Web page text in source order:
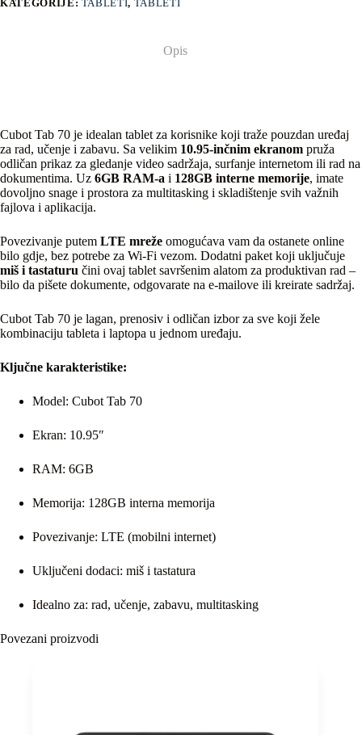
KATEGORIJE: TABLETI, TABLETI
Opis
Cubot Tab 70 je idealan tablet za korisnike koji traže pouzdan uređaj
za rad, učenje i zabavu. Sa velikim 10.95-inčnim ekranom pruža
odličan prikaz za gledanje video sadržaja, surfanje internetom ili rad na
dokumentima. Uz 6GB RAM-a i 128GB interne memorije, imate
dovoljno snage i prostora za multitasking i skladištenje svih važnih
fajlova i aplikacija.
Povezivanje putem LTE mreže omogućava vam da ostanete online
bilo gdje, bez potrebe za Wi-Fi vezom. Dodatni paket koji uključuje
miš i tastaturu čini ovaj tablet savršenim alatom za produktivan rad –
bilo da pišete dokumente, odgovarate na e-mailove ili kreirate sadržaj.
Cubot Tab 70 je lagan, prenosiv i odličan izbor za sve koji žele
kombinaciju tableta i laptopa u jednom uređaju.
Ključne karakteristike:
Model: Cubot Tab 70
Ekran: 10.95″
RAM: 6GB
Memorija: 128GB interna memorija
Povezivanje: LTE (mobilni internet)
Uključeni dodaci: miš i tastatura
Idealno za: rad, učenje, zabavu, multitasking
Povezani proizvodi